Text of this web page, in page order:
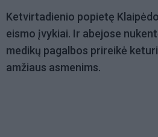
Ketvirtadienio popietę
eismo įvykiai. Ir abejose
medikų pagalbos prireikė
amžiaus asmenims.